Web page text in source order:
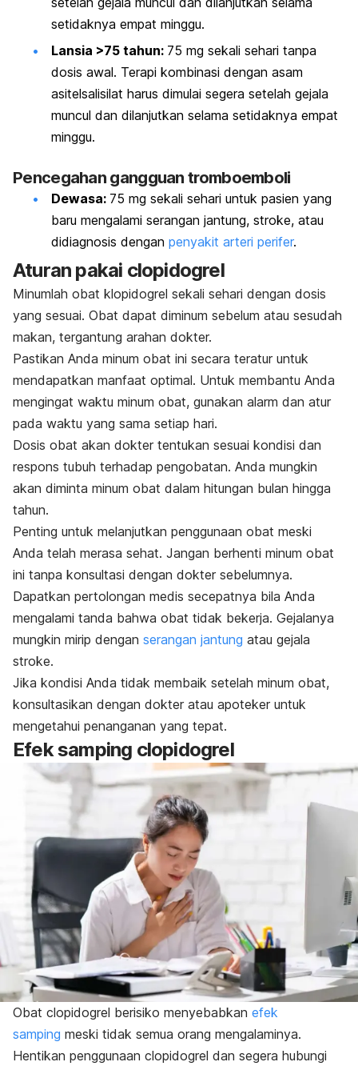
setidaknya empat minggu.
Lansia >75 tahun: 75 mg sekali sehari tanpa
dosis awal. Terapi kombinasi dengan asam
asitelsalisilat harus dimulai segera setelah gejala
muncul dan dilanjutkan selama setidaknya empat
minggu.
Pencegahan gangguan tromboemboli
Dewasa: 75 mg sekali sehari untuk pasien yang
baru mengalami serangan jantung, stroke, atau
didiagnosis dengan penyakit arteri perifer.
Aturan pakai clopidogrel
Minumlah obat klopidogrel sekali sehari dengan dosis
yang sesuai. Obat dapat diminum sebelum atau sesudah
makan, tergantung arahan dokter.
Pastikan Anda minum obat ini secara teratur untuk
mendapatkan manfaat optimal. Untuk membantu Anda
mengingat waktu minum obat, gunakan alarm dan atur
pada waktu yang sama setiap hari.
Dosis obat akan dokter tentukan sesuai kondisi dan
respons tubuh terhadap pengobatan. Anda mungkin
akan diminta minum obat dalam hitungan bulan hingga
tahun.
Penting untuk melanjutkan penggunaan obat meski
Anda telah merasa sehat. Jangan berhenti minum obat
ini tanpa konsultasi dengan dokter sebelumnya.
Dapatkan pertolongan medis secepatnya bila Anda
mengalami tanda bahwa obat tidak bekerja. Gejalanya
mungkin mirip dengan serangan jantung atau gejala
stroke.
Jika kondisi Anda tidak membaik setelah minum obat,
konsultasikan dengan dokter atau apoteker untuk
mengetahui penanganan yang tepat.
Efek samping clopidogrel
Obat clopidogrel berisiko menyebabkan efek
samping meski tidak semua orang mengalaminya.
Hentikan penggunaan clopidogrel dan segera hubungi